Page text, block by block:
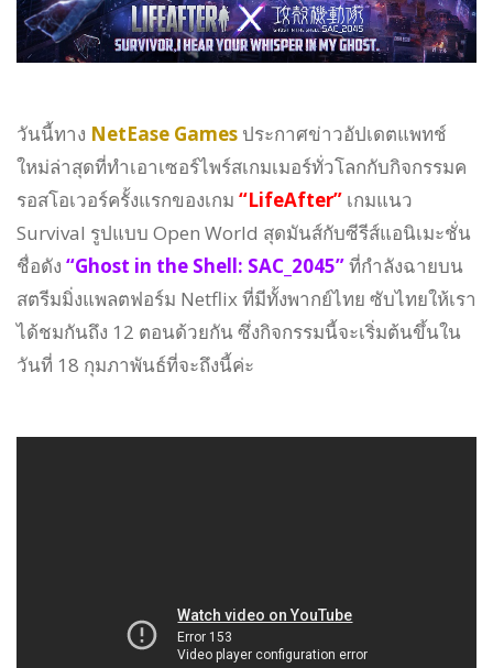
วันนี้ทาง NetEase Games ประกาศข่าวอัปเดตแพทช์
ใหม่ล่าสุดที่ทำเอาเซอร์ไพร์สเกมเมอร์ทั่วโลกกับกิจกรรมค
รอสโอเวอร์ครั้งแรกของเกม “LifeAfter” เกมแนว
Survival รูปแบบ Open World สุดมันส์กับซีรีส์แอนิเมะชั่น
ชื่อดัง “Ghost in the Shell: SAC_2045”ที่กำลังฉายบน
สตรีมมิ่งแพลตฟอร์ม Netflix ที่มีทั้งพากย์ไทย ซับไทยให้เรา
ได้ชมกันถึง 12 ตอนด้วยกัน ซึ่งกิจกรรมนี้จะเริ่มต้นขึ้นใน
วันที่ 18 กุมภาพันธ์ที่จะถึงนี้ค่ะ